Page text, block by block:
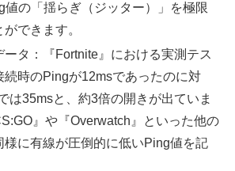
値の「揺らぎ（ジッター）」を極限
できます。
ータ：『Fortnite』における実測テス
続時のPingが12msであったのに対
は35msと、約3倍の開きが出ていま
』や『Overwatch』といった他の
様に有線が圧倒的に低いPing値を記